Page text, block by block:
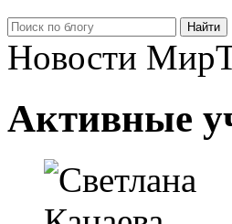
Новости
Активные